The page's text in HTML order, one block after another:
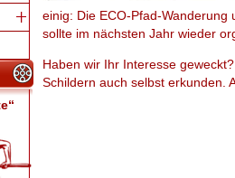
einig: Die ECO-Pfad-Wanderung
sollte im nächsten Jahr wieder
Haben wir Ihr Interesse
Schildern auch selbst erkunden.